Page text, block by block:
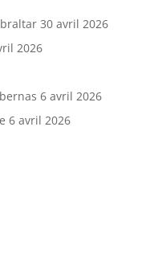
30 avril 2026
2026
6 avril 2026
6 avril 2026